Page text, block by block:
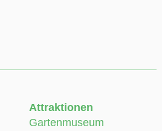
Attraktionen
Gartenmuseum